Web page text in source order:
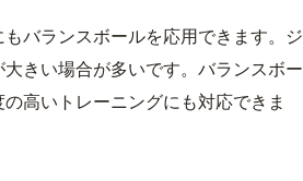
バランスボールを応用できます。ジ
きい場合が多いです。バランスボー
高いトレーニングにも対応できま